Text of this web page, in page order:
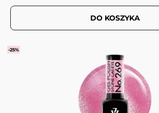
DO KOSZYKA
-25%